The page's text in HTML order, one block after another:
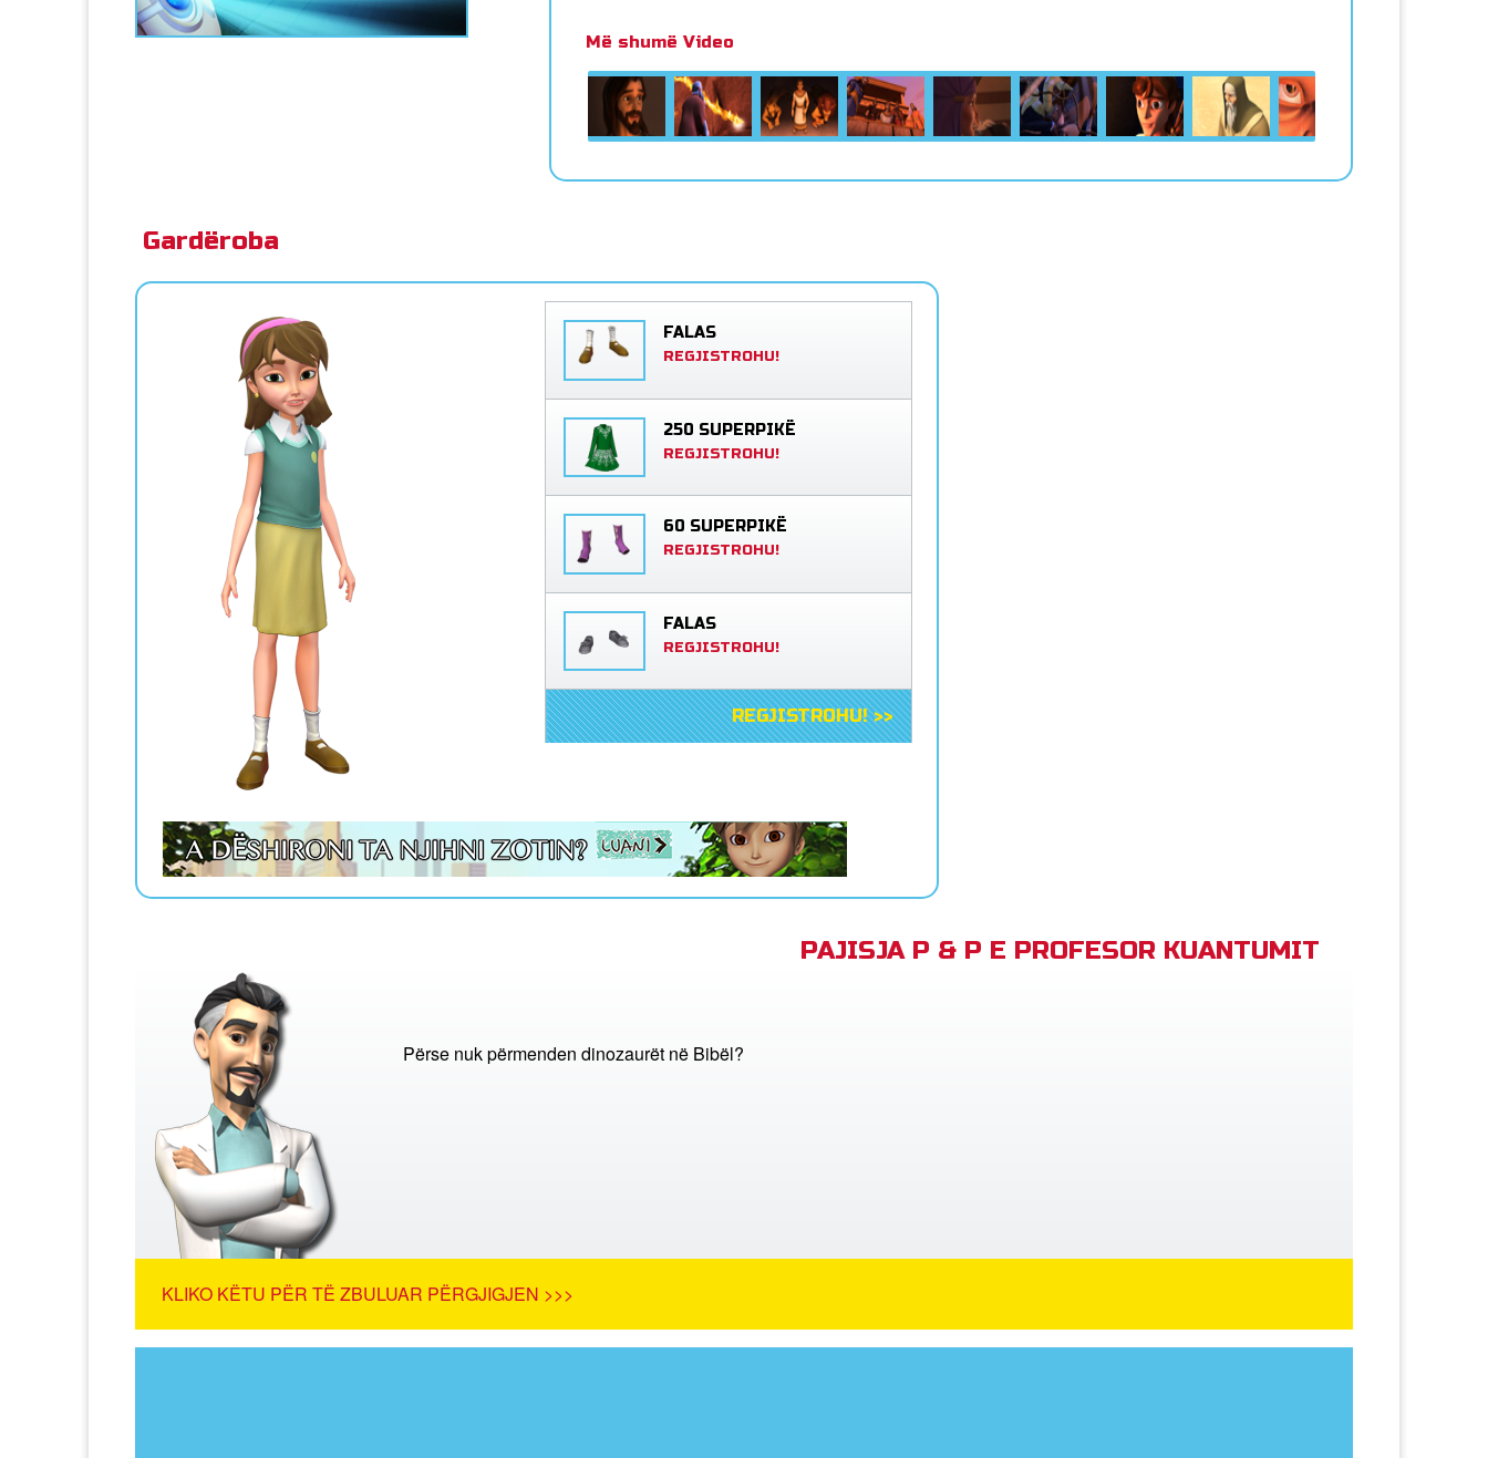
Më shumë Video
Gardëroba
FALAS
REGJISTROHU!
250 SUPERPIKË
REGJISTROHU!
60 SUPERPIKË
REGJISTROHU!
FALAS
REGJISTROHU!
REGJISTROHU! >>
PAJISJA P & P E PROFESOR KUANTUMIT
Përse nuk përmenden dinozaurët në Bibël?
KLIKO KËTU PËR TË ZBULUAR PËRGJIGJEN >>>